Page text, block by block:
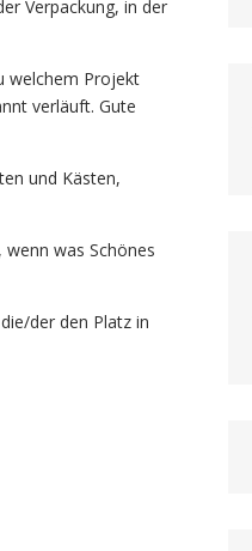
Verpackung, in der
welchem Projekt
verläuft. Gute
und Kästen,
was Schönes
der den Platz in